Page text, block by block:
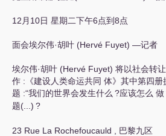
12月10日 星期二下午6点到8点
面会埃尔伟·胡叶 (Hervé Fuyet) —记者
埃尔伟·胡叶 (Hervé Fuyet) 将以社会转
作 :《建设人类命运共同 体》其中第四册
题 :“我们的世界会发生什么 ?应该怎么 做
题(...) ?
23 Rue La Rochefoucauld , 巴黎九区